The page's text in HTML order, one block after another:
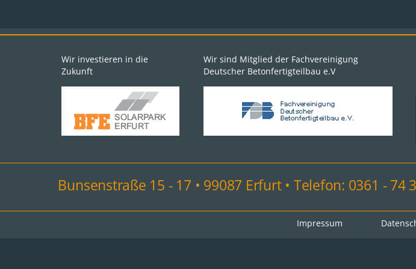
Wir investieren in die
Zukunft
Wir sind Mitglied der Fachvereinigung
Deutscher Betonfertigteilbau e.V
Bunsenstraße 15 - 17 • 99087 Erfurt • Telefon: 0361 -
Impressum